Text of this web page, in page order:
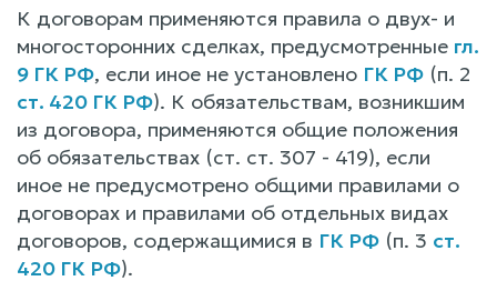
К договорам применяются правила о двух- и
многосторонних сделках, предусмотренные гл.
9 ГК РФ, если иное не установлено ГК РФ (п. 2
ст. 420 ГК РФ). К обязательствам, возникшим
из договора, применяются общие положения
об обязательствах (ст. ст. 307 - 419), если
иное не предусмотрено общими правилами о
договорах и правилами об отдельных видах
договоров, содержащимися в ГК РФ (п. 3 ст.
420 ГК РФ).